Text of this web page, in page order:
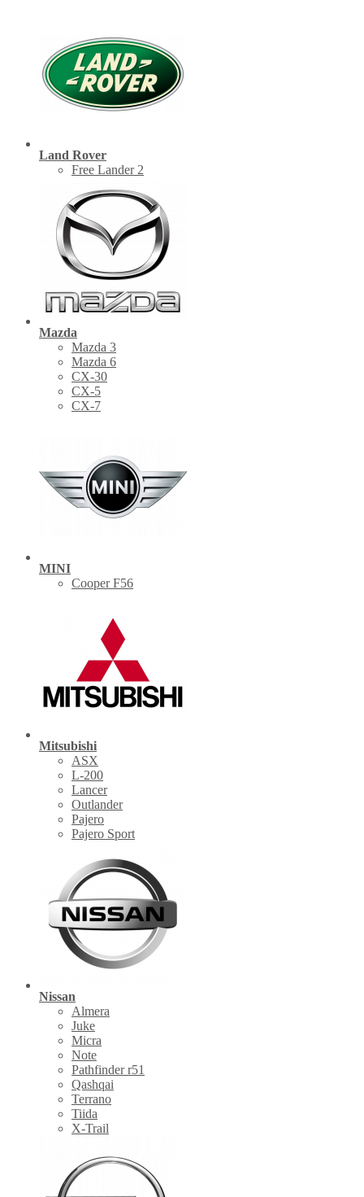
Land Rover
Free Lander 2
Mazda
Mazda 3
Mazda 6
CX-30
СХ-5
CX-7
MINI
Cooper F56
Mitsubishi
ASX
L-200
Lancer
Outlander
Pajero
Pajero Sport
Nissan
Almera
Juke
Micra
Note
Pathfinder r51
Qashqai
Terrano
Tiida
X-Trail